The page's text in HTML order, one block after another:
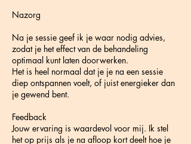
Nazorg
Na je sessie geef ik je waar nodig advies,
zodat je het effect van de behandeling
optimaal kunt laten doorwerken.
Het is heel normaal dat je je na een sessie
diep ontspannen voelt, of juist energieker dan
je gewend bent.
Feedback
Jouw ervaring is waardevol voor mij. Ik stel
het op prijs als je na afloop kort deelt hoe je